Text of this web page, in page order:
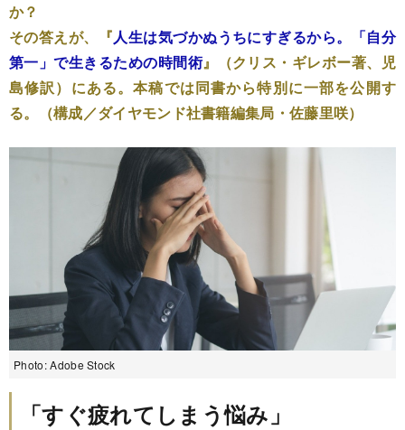
か？
その答えが、『人生は気づかぬうちにすぎるから。「自分
第一」で生きるための時間術』（クリス・ギレボー著、児
島修訳）にある。本稿では同書から特別に一部を公開す
る。（構成／ダイヤモンド社書籍編集局・佐藤里咲）
Photo: Adobe Stock
「すぐ疲れてしまう悩み」